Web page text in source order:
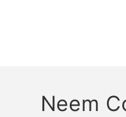
Neem